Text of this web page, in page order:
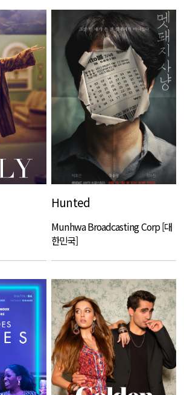
Hunted
Munhwa Broadcasting Corp [대
한민국]